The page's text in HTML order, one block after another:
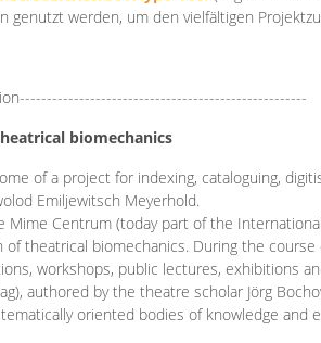
genutzt werden, um den vielfältigen
biomechanics
of a project for indexing, cataloguing,
Emiljewitsch Meyerhold.
Mime Centrum (today part of the
theatrical biomechanics. During the
workshops, public lectures, exhibitions
authored by the theatre scholar Jörg
oriented bodies of knowledge and